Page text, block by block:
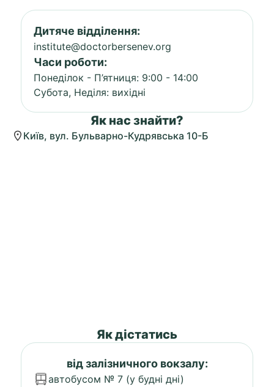
Дитяче відділення:
institute@doctorbersenev.org
Часи роботи:
Понеділок - П’ятниця: 9:00 - 14:00
Субота, Неділя: вихідні
Як нас знайти?
Київ, вул. Бульварно-Кудрявська 10-Б
Як дістатись
від залізничного вокзалу:
автобусом № 7 (у будні дні)